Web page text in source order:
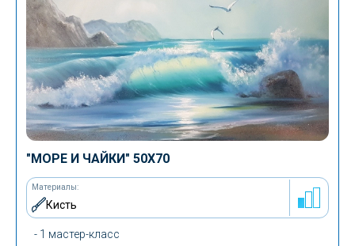
"МОРЕ И ЧАЙКИ" 50Х70
- 1 мастер-класс
Материалы:
Кисть